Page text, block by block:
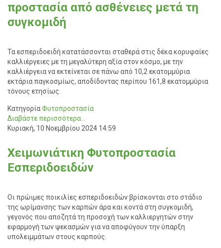
προστασία από ασθένειες μετά τη
συγκομιδή
Τα εσπεριδοειδή κατατάσσονται σταθερά στις δέκα κορυφαίες
καλλιέργειες με τη μεγαλύτερη αξία στον κόσμο, με την
καλλιέργεια να εκτείνεται σε πάνω από 10,2 εκατομμύρια
εκτάρια παγκοσμίως, αποδίδοντας περίπου 161,8 εκατομμύρια
τόνους ετησίως.
ΚατηγορίαΦυτοπροστασία
Διαβάστε περισσότερα...
Κυριακή, 10 Νοεμβρίου 2024 14:59
Χειμωνιάτικη Φυτοπροστασία
Εσπεριδοειδών
Οι πρώιμες ποικιλίες εσπεριδοειδών βρίσκονται στο στάδιο
της ωρίμανσης των καρπών άρα και κοντά στη συγκομιδή,
γεγονός που αποζητά τη προσοχή των καλλιεργητών στην
εφαρμογή των ψεκασμών για να αποφύγουν την ύπαρξη
υπολειμμάτων στους καρπούς.